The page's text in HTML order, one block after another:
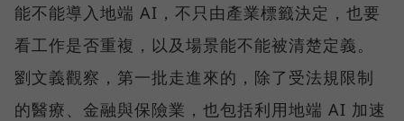
能不能導入地端 AI，不只由產業標籤決定，也要
看工作是否重複，以及場景能不能被清楚定義。
劉文義觀察，第一批走進來的，除了受法規限制
的醫療、金融與保險業，也包括利用地端 AI 加速